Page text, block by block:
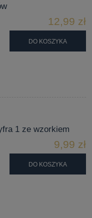
12,99 zł
DO KOSZYKA
1 ze wzorkiem
9,99 zł
DO KOSZYKA